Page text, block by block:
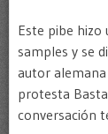
Este pibe hizo
samples y se
autor
protesta
conversación